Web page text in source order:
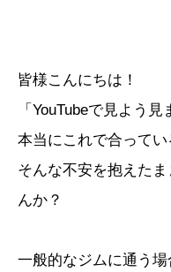
皆様こんにちは！
「YouTubeで見よう
本当にこれで合って
そんな不安を抱えた
んか？
一般的なジムに通う